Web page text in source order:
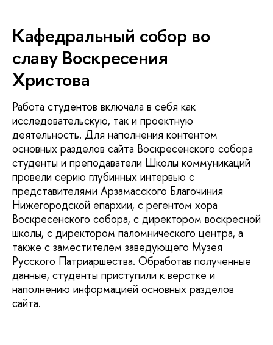
Кафедральный собор во
славу Воскресения
Христова
Работа студентов включала в себя как
исследовательскую, так и проектную
деятельность. Для наполнения контентом
основных разделов сайта Воскресенского собора
студенты и преподаватели Школы коммуникаций
провели серию глубинных интервью с
представителями Арзамасского Благочиния
Нижегородской епархии, с регентом хора
Воскресенского собора, с директором воскресной
школы, с директором паломнического центра, а
также с заместителем заведующего Музея
Русского Патриаршества. Обработав полученные
данные, студенты приступили к верстке и
наполнению информацией основных разделов
сайта.